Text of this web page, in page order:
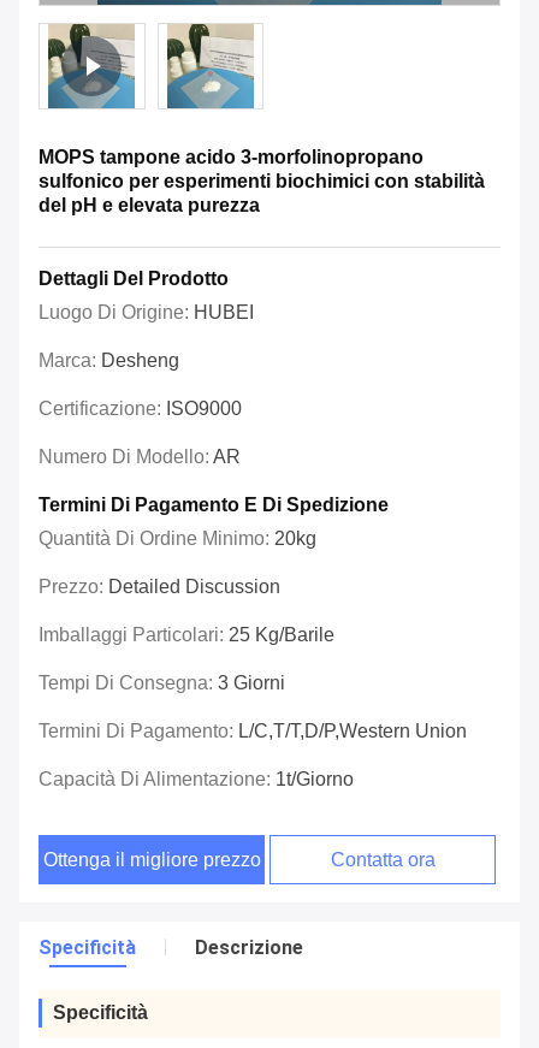
MOPS tampone acido 3-morfolinopropano
sulfonico per esperimenti biochimici con stabilità
del pH e elevata purezza
Dettagli Del Prodotto
Luogo Di Origine: HUBEI
Marca: Desheng
Certificazione: ISO9000
Numero Di Modello: AR
Termini Di Pagamento E Di Spedizione
Quantità Di Ordine Minimo: 20kg
Prezzo: Detailed Discussion
Imballaggi Particolari: 25 Kg/barile
Tempi Di Consegna: 3 Giorni
Termini Di Pagamento: L/C,T/T,D/P,Western Union
Capacità Di Alimentazione: 1t/giorno
Ottenga il migliore prezzo Contatta ora
Specificità Descrizione
Specificità